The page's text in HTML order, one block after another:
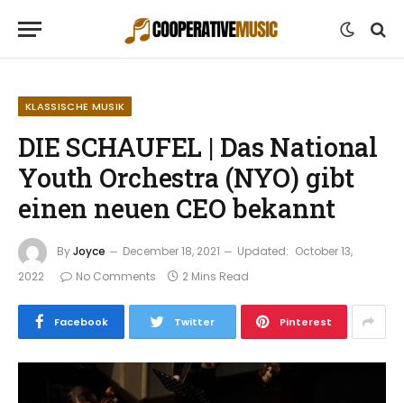
KLASSISCHE MUSIK
DIE SCHAUFEL | Das National
Youth Orchestra (NYO) gibt
einen neuen CEO bekannt
ByJoyce December 18, 2021 Updated: October 13,
2022
No Comments 2 Mins Read
Facebook Twitter Pinterest